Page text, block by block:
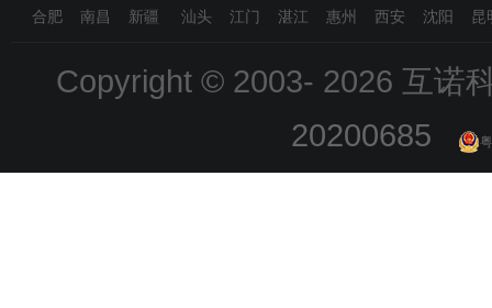
合肥 南昌 新疆 汕头 江门 湛江 惠州 西安 沈阳
Copyright © 2003- 2026 互诺
20200685